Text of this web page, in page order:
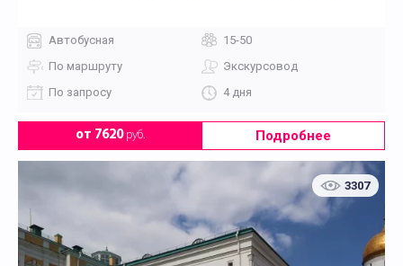
Автобусная
15-50
По маршруту
Экскурсовод
По запросу
4 дня
от 7620руб. Подробнее
3307